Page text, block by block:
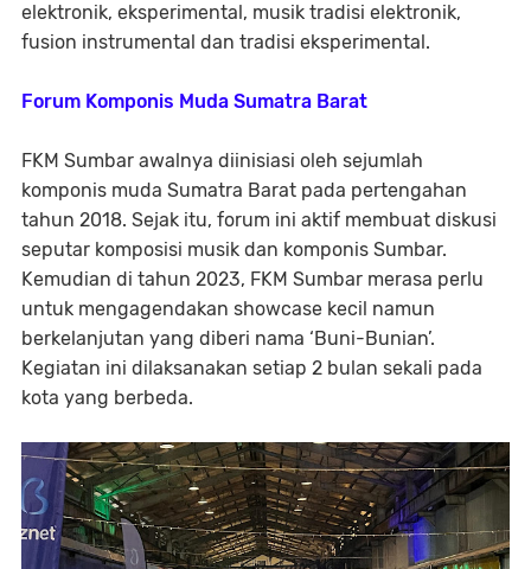
elektronik, eksperimental, musik tradisi elektronik,
fusion instrumental dan tradisi eksperimental.
Forum Komponis Muda Sumatra Barat
FKM Sumbar awalnya diinisiasi oleh sejumlah
komponis muda Sumatra Barat pada pertengahan
tahun 2018. Sejak itu, forum ini aktif membuat diskusi
seputar komposisi musik dan komponis Sumbar.
Kemudian di tahun 2023, FKM Sumbar merasa perlu
untuk mengagendakan showcase kecil namun
berkelanjutan yang diberi nama ‘Buni-Bunian’.
Kegiatan ini dilaksanakan setiap 2 bulan sekali pada
kota yang berbeda.